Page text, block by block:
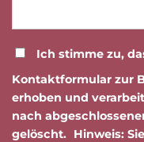
Ich stimme zu,
Kontaktformular zur
erhoben und
nach
gelöscht. Hinweis: